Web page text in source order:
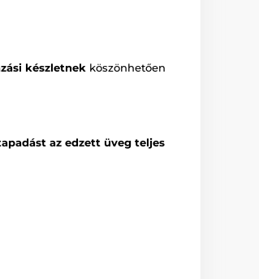
készletnek köszönhetően
az edzett üveg teljes